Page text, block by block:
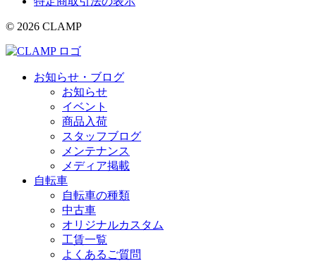
© 2026 CLAMP
お知らせ・ブログ
お知らせ
イベント
商品入荷
スタッフブログ
メンテナンス
メディア掲載
自転車
自転車の種類
中古車
オリジナルカスタム
工賃一覧
よくあるご質問